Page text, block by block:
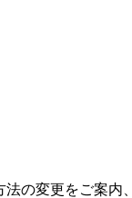
の変更をご案内